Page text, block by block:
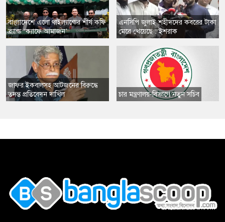
​বাংলাদেশে এলো থাইল্যান্ডের শীর্ষ কফি
ব্র্যান্ড ‘ক্যাফে আমাজন’
​জাফর ইকবালসহ আটজনের বিরুদ্ধে
তদন্ত প্রতিবেদন দাখিল
এনসিপি জুলাই শহীদদের কবরের টাকা
মেরে খেয়েছে : ইশরাক
​চার মন্ত্রণালয়-বিভাগে নতুন সচিব